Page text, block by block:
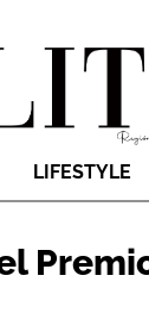
LIFESTYLE